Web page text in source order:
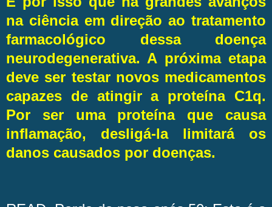
na ciência em direção ao tratamento
farmacológico dessa doença
neurodegenerativa. A próxima etapa
deve ser testar novos medicamentos
capazes de atingir a proteína C1q.
Por ser uma proteína que causa
inflamação, desligá-la limitará os
danos causados ​​por doenças.